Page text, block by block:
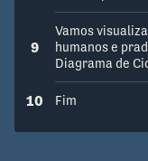
9
Vamos
humanos e
Diagrama de
10 Fim